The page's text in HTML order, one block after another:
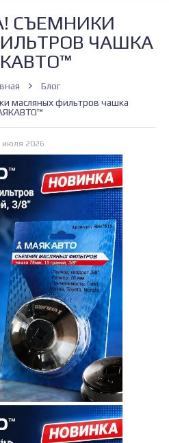
СЪЕМНИКИ
ЧАШКА
Блог
масляных фильтров чашка
июля 2026